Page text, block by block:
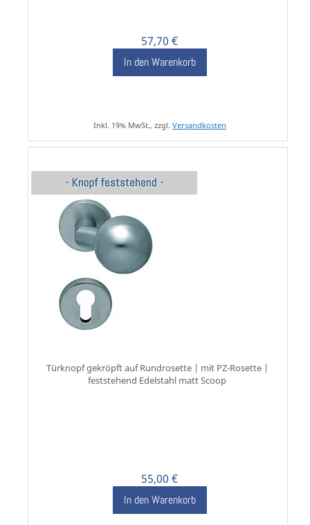
57,70 €
In den Warenkorb
Inkl. 19% MwSt., zzgl. Versandkosten
Türknopf gekröpft auf Rundrosette | mit PZ-Rosette |
feststehend Edelstahl matt Scoop
55,00 €
In den Warenkorb